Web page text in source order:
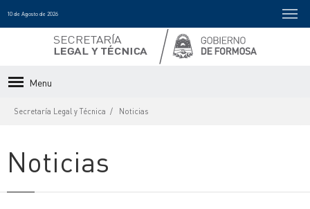
10 de Agosto de 2026
Menu
Secretaría Legal y Técnica Noticias
Noticias